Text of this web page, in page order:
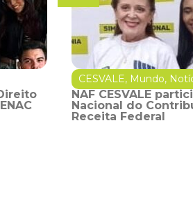
CESVALE, Mundo,
NAF CESVALE
Nacional do
Receita Federal